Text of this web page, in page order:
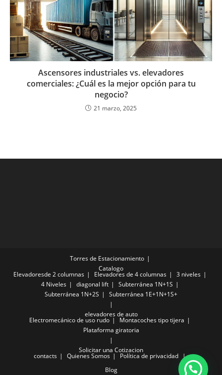
Ascensores industriales vs. elevadores
comerciales: ¿Cuál es la mejor opción para tu
negocio?
21 marzo, 2025
Torres de Estacionamiento
Catalogo
Elevadoresde 2 columnas Elevadores de 4 columnas
3 niveles
4 Niveles
diagonal lift
Subterránea 1N+1S
Subterránea 1N+2S
Subterránea 1E+1N+1S+
elevadores de auto
Electromecánico de uso rudo
Montacoches tipo tijera
Plataforma giratoria
Solicitar una Cotizacion
contacts Quienes Somos
Política de privacidad
Blog